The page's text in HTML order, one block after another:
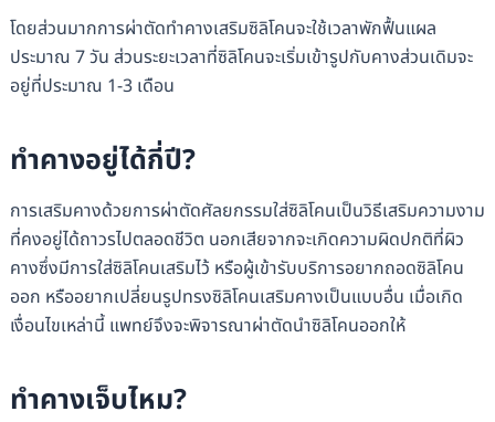
โดยส่วนมากการผ่าตัดทำคางเสริมซิลิโคนจะใช้เวลาพักฟื้นแผล
ประมาณ 7 วัน ส่วนระยะเวลาที่ซิลิโคนจะเริ่มเข้ารูปกับคางส่วนเดิมจะ
อยู่ที่ประมาณ 1-3 เดือน
ทำคางอยู่ได้กี่ปี?
การเสริมคางด้วยการผ่าตัดศัลยกรรมใส่ซิลิโคนเป็นวิธีเสริมความงาม
ที่คงอยู่ได้ถาวรไปตลอดชีวิต นอกเสียจากจะเกิดความผิดปกติที่ผิว
คางซึ่งมีการใส่ซิลิโคนเสริมไว้ หรือผู้เข้ารับบริการอยากถอดซิลิโคน
ออก หรืออยากเปลี่ยนรูปทรงซิลิโคนเสริมคางเป็นแบบอื่น เมื่อเกิด
เงื่อนไขเหล่านี้ แพทย์จึงจะพิจารณาผ่าตัดนำซิลิโคนออกให้
ทำคางเจ็บไหม?